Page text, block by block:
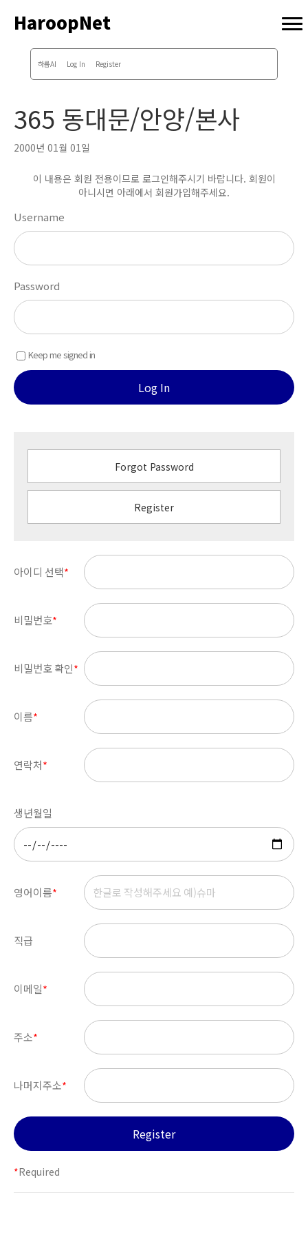
HaroopNet
하룹AI Log In Register
365 동대문/안양/본사
2000년 01월 01일
이 내용은 회원 전용이므로 로그인해주시기 바랍니다. 회원이
아니시면 아래에서 회원가입해주세요.
Username
Password
Keep me signed in
Log In
Forgot Password
Register
아이디 선택*
비밀번호*
비밀번호 확인*
이름*
연락처*
생년월일
영어이름*
직급
이메일*
주소*
나머지주소*
*Required